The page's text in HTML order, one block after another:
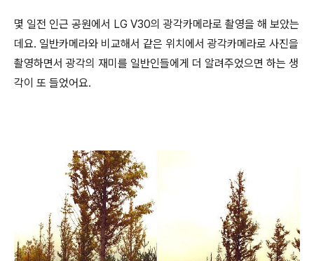
몇 일전 인근 공원에서 LG V30의 광각카메라로 촬영을 해 보았는
데요. 일반카메라와 비교해서 같은 위치에서 광각카메라로 사진을
촬영하면서 광각의 재미를 일반인들에게 더 알려주었으면 하는 생
각이 또 들었어요.